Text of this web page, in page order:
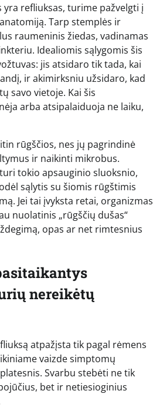
yra refliuksas, turime pažvelgti į
Tarp stemplės ir
raumeninis žiedas, vadinamas
Idealiomis sąlygomis šis
jis atsidaro tik tada, kai
ir akimirksniu užsidaro, kad
savo vietoje. Kai šis
arba atsipalaiduoja ne laiku,
rūgščios, nes jų pagrindinė
ir naikinti mikrobus.
tokio apsauginio sluoksnio,
sąlytis su šiomis rūgštimis
Jei tai įvyksta retai, organizmas
nuolatinis „rūgščių dušas“
opas ar net rimtesnius
nereikėtų
atpažįsta tik pagal rėmens
vaizde simptomų
Svarbu stebėti ne tik
bet ir netiesioginius